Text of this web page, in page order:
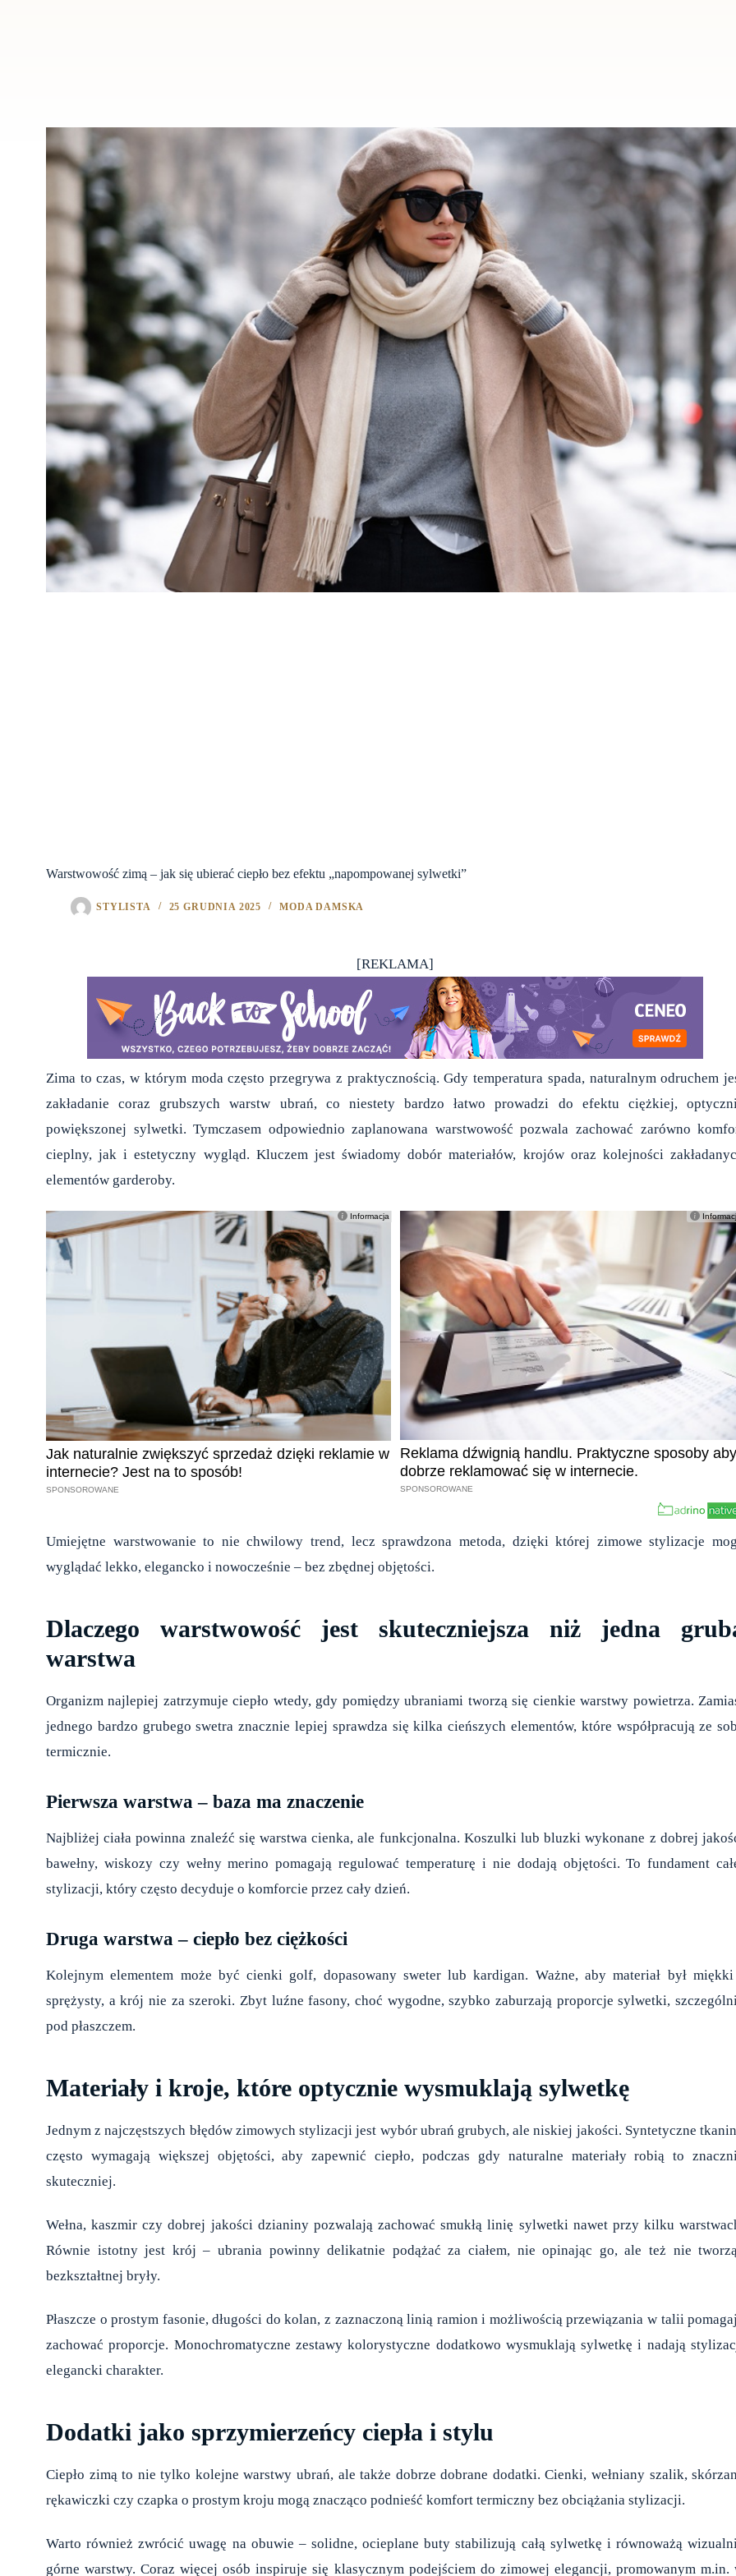
Warstwowość zimą – jak się ubierać ciepło bez efektu „napompowanej sylwetki”
STYLISTA 25 GRUDNIA 2025 MODA DAMSKA
[REKLAMA]
Zima to czas, w którym moda często przegrywa z praktycznością. Gdy temperatura spada, naturalnym odruchem
zakładanie coraz grubszych warstw ubrań, co niestety bardzo łatwo prowadzi do efektu ciężkiej,
powiększonej sylwetki. Tymczasem odpowiednio zaplanowana warstwowość pozwala zachować zarówno
cieplny, jak i estetyczny wygląd. Kluczem jest świadomy dobór materiałów, krojów oraz kolejności
elementów garderoby.
Umiejętne warstwowanie to nie chwilowy trend, lecz sprawdzona metoda, dzięki której zimowe stylizacje
wyglądać lekko, elegancko i nowocześnie – bez zbędnej objętości.
Dlaczego warstwowość jest skuteczniejsza niż jedna
warstwa
Organizm najlepiej zatrzymuje ciepło wtedy, gdy pomiędzy ubraniami tworzą się cienkie warstwy powietrza.
jednego bardzo grubego swetra znacznie lepiej sprawdza się kilka cieńszych elementów, które współpracują ze
termicznie.
Pierwsza warstwa – baza ma znaczenie
Najbliżej ciała powinna znaleźć się warstwa cienka, ale funkcjonalna. Koszulki lub bluzki wykonane z dobrej
bawełny, wiskozy czy wełny merino pomagają regulować temperaturę i nie dodają objętości. To fundament
stylizacji, który często decyduje o komforcie przez cały dzień.
Druga warstwa – ciepło bez ciężkości
Kolejnym elementem może być cienki golf, dopasowany sweter lub kardigan. Ważne, aby materiał był
sprężysty, a krój nie za szeroki. Zbyt luźne fasony, choć wygodne, szybko zaburzają proporcje sylwetki,
pod płaszczem.
Materiały i kroje, które optycznie wysmuklają sylwetkę
Jednym z najczęstszych błędów zimowych stylizacji jest wybór ubrań grubych, ale niskiej jakości. Syntetyczne
często wymagają większej objętości, aby zapewnić ciepło, podczas gdy naturalne materiały robią to
skuteczniej.
Wełna, kaszmir czy dobrej jakości dzianiny pozwalają zachować smukłą linię sylwetki nawet przy kilku
Równie istotny jest krój – ubrania powinny delikatnie podążać za ciałem, nie opinając go, ale też nie
bezkształtnej bryły.
Płaszcze o prostym fasonie, długości do kolan, z zaznaczoną linią ramion i możliwością przewiązania w talii
zachować proporcje. Monochromatyczne zestawy kolorystyczne dodatkowo wysmuklają sylwetkę i nadają
elegancki charakter.
Dodatki jako sprzymierzeńcy ciepła i stylu
Ciepło zimą to nie tylko kolejne warstwy ubrań, ale także dobrze dobrane dodatki. Cienki, wełniany szalik,
rękawiczki czy czapka o prostym kroju mogą znacząco podnieść komfort termiczny bez obciążania stylizacji.
Warto również zwrócić uwagę na obuwie – solidne, ocieplane buty stabilizują całą sylwetkę i równoważą
górne warstwy. Coraz więcej osób inspiruje się klasycznym podejściem do zimowej elegancji, promowanym m.in.